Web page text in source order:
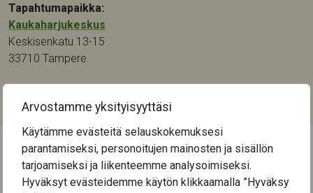
Arvostamme yksityisyyttäsi
Käytämme evästeitä selauskokemuksesi
parantamiseksi, personoitujen mainosten ja sisällön
tarjoamiseksi ja liikenteemme analysoimiseksi.
Hyväksyt evästeidemme käytön klikkaamalla ”Hyväksy
Tapahtumapaikka:
Kaukaharjukeskus
Keskisenkatu 13-15
33710 Tampere
Musiikki
← Näytä kaikki tapahtumat